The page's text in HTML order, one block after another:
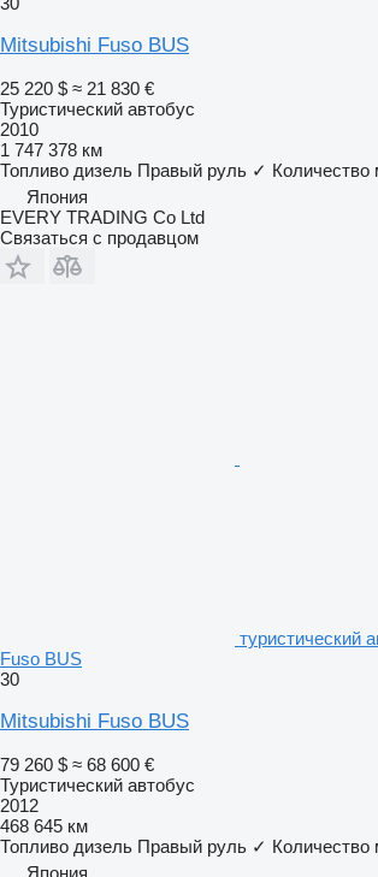
Mitsubishi Fuso BUS
25 220 $ ≈ 21 830 €
Туристический автобус
2010
1 747 378 км
Топливо дизель Правый руль ✓ Количество
Япония
EVERY TRADING Co Ltd
Связаться с продавцом
туристический
Fuso BUS
30
Mitsubishi Fuso BUS
79 260 $ ≈ 68 600 €
Туристический автобус
2012
468 645 км
Топливо дизель Правый руль ✓ Количество
Япония